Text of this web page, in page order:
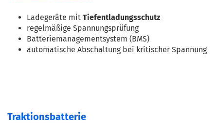
Ladegeräte mit Tiefentladungsschutz
regelmäßige Spannungsprüfung
Batteriemanagementsystem (BMS)
automatische Abschaltung bei kritischer Spannung
Traktionsbatterie